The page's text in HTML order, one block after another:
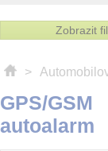
Zobrazit
>
GPS/GSM
autoalarm